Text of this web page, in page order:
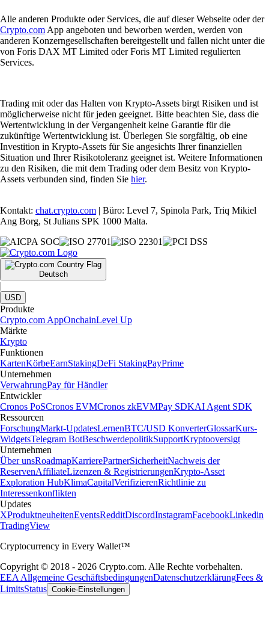
Alle anderen Produkte oder Services, die auf dieser Webseite oder der
Crypto.com App angeboten und beworben werden, werden von
anderen Konzerngesellschaften bereitgestellt und fallen nicht unter die
von Foris DAX MT Limited oder Foris MT Limited regulierten
Services.
Trading mit oder das Halten von Krypto-Assets birgt Risiken und ist
möglicherweise nicht für jeden geeignet. Bitte beachten Sie, dass die
Wertentwicklung in der Vergangenheit keine Garantie für die
zukünftige Wertentwicklung ist. Überlegen Sie sorgfältig, ob eine
Investition in Krypto-Assets für Sie angesichts Ihrer finanziellen
Situation und Ihrer Risikotoleranz geeignet ist. Weitere Informationen
zu den Risiken, die mit dem Trading oder dem Besitz von Krypto-
Assets verbunden sind, finden Sie hier.
Kontakt: chat.crypto.com | Büro: Level 7, Spinola Park, Triq Mikiel
Ang Borg, St Julians SPK 1000 Malta.
Deutsch
|
USD
Produkte
Crypto.com AppOnchainLevel Up
Märkte
Krypto
Funktionen
KartenKörbeEarnStakingDeFi StakingPayPrime
Unternehmen
VerwahrungPay für Händler
Entwickler
Cronos PoSCronos EVMCronos zkEVMPay SDKAI Agent SDK
Ressourcen
ForschungMarkt-UpdatesLernenBTC/USD KonverterGlossarKurs-
WidgetsTelegram BotBeschwerdepolitikSupportKryptooversigt
Unternehmen
Über unsRoadmapKarrierePartnerSicherheitNachweis der
ReservenAffiliateLizenzen & RegistrierungenKrypto-Asset
Exploration HubKlimaCapitalVerifizierenRichtlinie zu
Interessenkonflikten
Updates
XProduktneuheitenEventsRedditDiscordInstagramFacebookLinkedin
TradingView
Cryptocurrency in Every Wallet™
Copyright © 2018 - 2026 Crypto.com. Alle Rechte vorbehalten.
EEA Allgemeine GeschäftsbedingungenDatenschutzerklärungFees &
LimitsStatus Cookie-Einstellungen